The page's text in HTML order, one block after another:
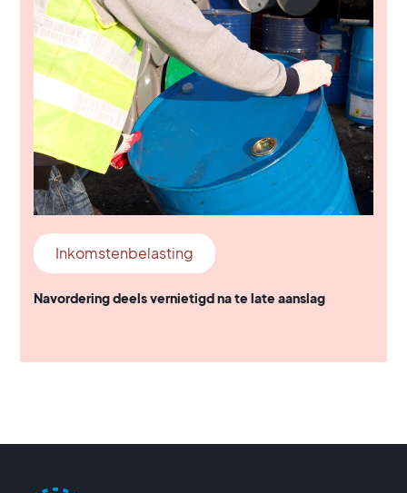
Inkomstenbelasting
Navordering deels vernietigd na te late aanslag